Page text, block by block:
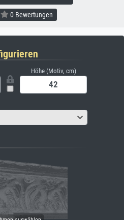
0 Bewertungen
Höhe (Motiv, cm)